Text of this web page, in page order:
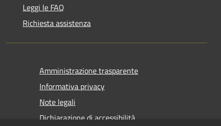
Leggi le FAQ
Richiesta assistenza
Amministrazione trasparente
Informativa privacy
Note legali
Dichiarazione di accessibilità